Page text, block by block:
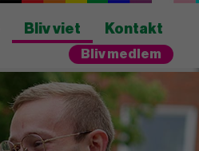
Bliv viet Kontakt
Bliv medlem